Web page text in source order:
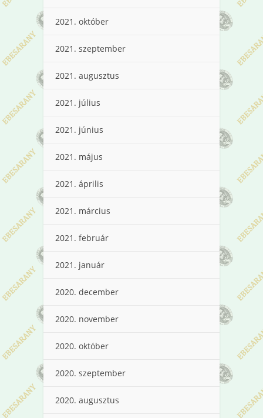
2021. október
2021. szeptember
2021. augusztus
2021. július
2021. június
2021. május
2021. április
2021. március
2021. február
2021. január
2020. december
2020. november
2020. október
2020. szeptember
2020. augusztus